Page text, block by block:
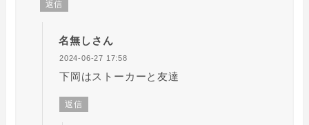
返信
名無しさん
2024-06-27 17:58
下岡はストーカーと友達
返信